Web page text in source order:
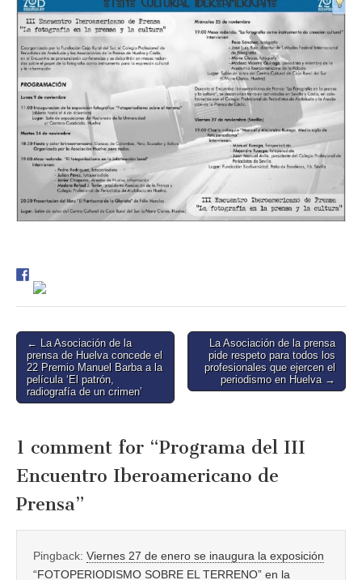
Post
navigation
← La Asociación de la
prensa de Huelva concede el
22 Premio Manuel Barba a la
película ‘El patrón,
radiografía de un crimen’
La Asociación de la prensa
pide respeto para todos los
profesionales que ejercen el
periodismo en Huelva →
1 comment for “Programa del III
Encuentro Iberoamericano de
Prensa”
Pingback: Viernes 27 de enero se inaugura la exposición
“FOTOPERIODISMO SOBRE EL TERRENO” en la